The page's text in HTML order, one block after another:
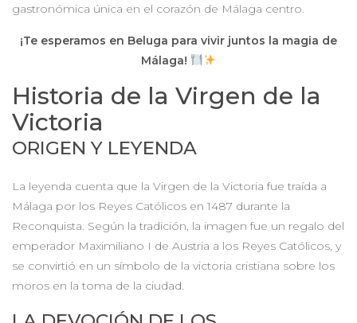
gastronómica única en el corazón de Málaga centro.
¡Te esperamos en Beluga para vivir juntos la magia de
Málaga!
Historia de la Virgen de la
Victoria
ORIGEN Y LEYENDA
La leyenda cuenta que la Virgen de la Victoria fue traída a
Málaga por los Reyes Católicos en 1487 durante la
Reconquista. Según la tradición, la imagen fue un regalo del
emperador Maximiliano I de Austria a los Reyes Católicos, y
se convirtió en un símbolo de la victoria cristiana sobre los
moros en la toma de la ciudad.